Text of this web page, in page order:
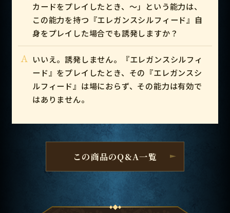
カードをプレイしたとき、～」という能力は、
この能力を持つ『エレガンスシルフィード』自
身をプレイした場合でも誘発しますか？
A いいえ。誘発しません。『エレガンスシルフィ
ード』をプレイしたとき、その『エレガンスシ
ルフィード』は場におらず、その能力は有効で
はありません。
この商品のQ&A一覧